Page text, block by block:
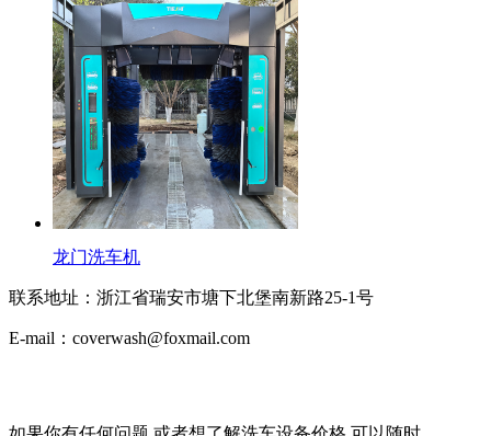
龙门洗车机
联系地址： 浙江省瑞安市塘下北堡南新路25-1号
E-mail： coverwash@foxmail.com